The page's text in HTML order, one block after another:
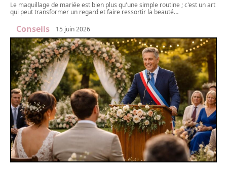
Le maquillage de mariée est bien plus qu'une simple routine ; c'est un art
qui peut transformer un regard et faire ressortir la beauté…
Conseils 15 juin 2026